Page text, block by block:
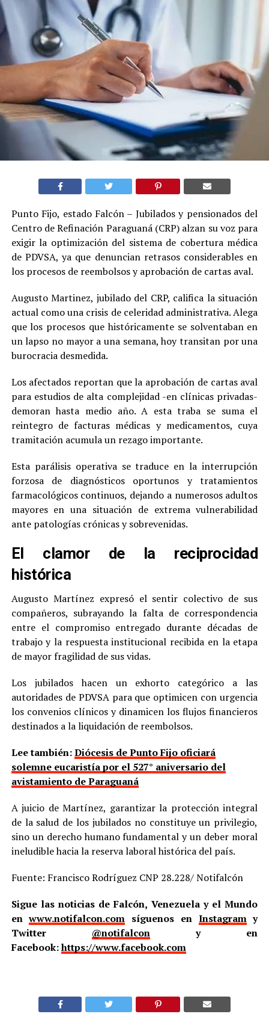
Punto Fijo, estado Falcón – Jubilados y pensionados del
Centro de Refinación Paraguaná (CRP) alzan su voz para
exigir la optimización del sistema de cobertura médica
de PDVSA, ya que denuncian retrasos considerables en
los procesos de reembolsos y aprobación de cartas aval.
Augusto Martinez, jubilado del CRP, califica la situación
actual como una crisis de celeridad administrativa. Alega
que los procesos que históricamente se solventaban en
un lapso no mayor a una semana, hoy transitan por una
burocracia desmedida.
Los afectados reportan que la aprobación de cartas aval
para estudios de alta complejidad -en clínicas privadas-
demoran hasta medio año. A esta traba se suma el
reintegro de facturas médicas y medicamentos, cuya
tramitación acumula un rezago importante.
Esta parálisis operativa se traduce en la interrupción
forzosa de diagnósticos oportunos y tratamientos
farmacológicos continuos, dejando a numerosos adultos
mayores en una situación de extrema vulnerabilidad
ante patologías crónicas y sobrevenidas.
El clamor de la reciprocidad
histórica
Augusto Martínez expresó el sentir colectivo de sus
compañeros, subrayando la falta de correspondencia
entre el compromiso entregado durante décadas de
trabajo y la respuesta institucional recibida en la etapa
de mayor fragilidad de sus vidas.
Los jubilados hacen un exhorto categórico a las
autoridades de PDVSA para que optimicen con urgencia
los convenios clínicos y dinamicen los flujos financieros
destinados a la liquidación de reembolsos.
Lee también:Diócesis de Punto Fijo oficiará
solemne eucaristía por el 527° aniversario del
avistamiento de Paraguaná
A juicio de Martínez, garantizar la protección integral
de la salud de los jubilados no constituye un privilegio,
sino un derecho humano fundamental y un deber moral
ineludible hacia la reserva laboral histórica del país.
Fuente: Francisco Rodríguez CNP 28.228/ Notifalcón
Sigue las noticias de Falcón, Venezuela y el Mundo
enwww.notifalcon.com síguenos en Instagramy
Twitter @notifalcony en
Facebook:https://www.facebook.com